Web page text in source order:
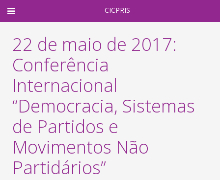
CICPRIS
22 de maio de 2017:
Conferência
Internacional
“Democracia, Sistemas
de Partidos e
Movimentos Não
Partidários”